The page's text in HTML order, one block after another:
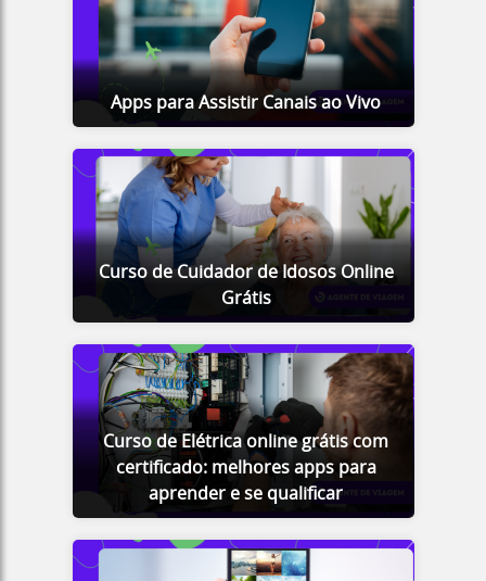
Apps para Assistir Canais ao Vivo
Curso de Cuidador de Idosos Online
Grátis
Curso de Elétrica online grátis com
certificado: melhores apps para
aprender e se qualificar